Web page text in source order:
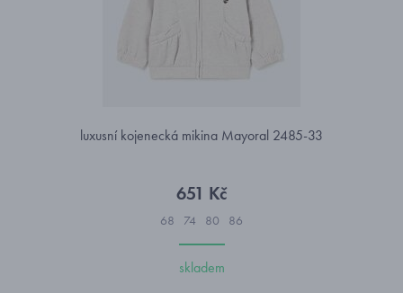
luxusní kojenecká mikina Mayoral 2485-33
651 Kč
68 74 80 86
skladem